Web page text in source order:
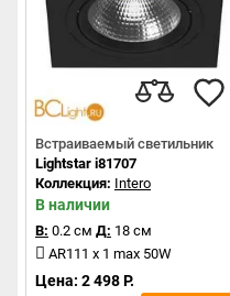
Встраиваемый светильник
Lightstar i81707
Коллекция: Intero
В наличии
В: 0.2 см Д: 18 см
AR111 x 1 max 50W
Цена: 2 498 Р.